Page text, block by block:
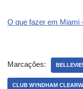
O que fazer em Miami
Marcações:
CLUB WYNDHAM